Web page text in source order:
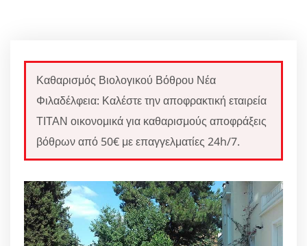
Καθαρισμός Βιολογικού Βόθρου Νέα
Φιλαδέλφεια: Καλέστε την αποφρακτική εταιρεία
ΤΙΤΑΝ οικονομικά για καθαρισμούς αποφράξεις
βόθρων από 50€ με επαγγελματίες 24h/7.